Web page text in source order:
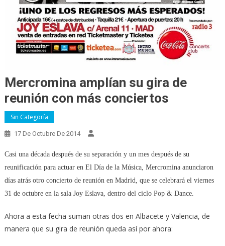
Mercromina amplían su gira de
reunión con más conciertos
Sin Categoría
17 De Octubre De 2014
Casi una década después de su separación y un mes después de su
reunificación para actuar en El Día de la Música, Mercromina anunciaron
días atrás otro concierto de reunión en Madrid, que se celebrará el viernes
31 de octubre en la sala Joy Eslava, dentro del ciclo Pop & Dance.
Ahora a esta fecha suman otras dos en Albacete y Valencia, de
manera que su gira de reunión queda así por ahora: